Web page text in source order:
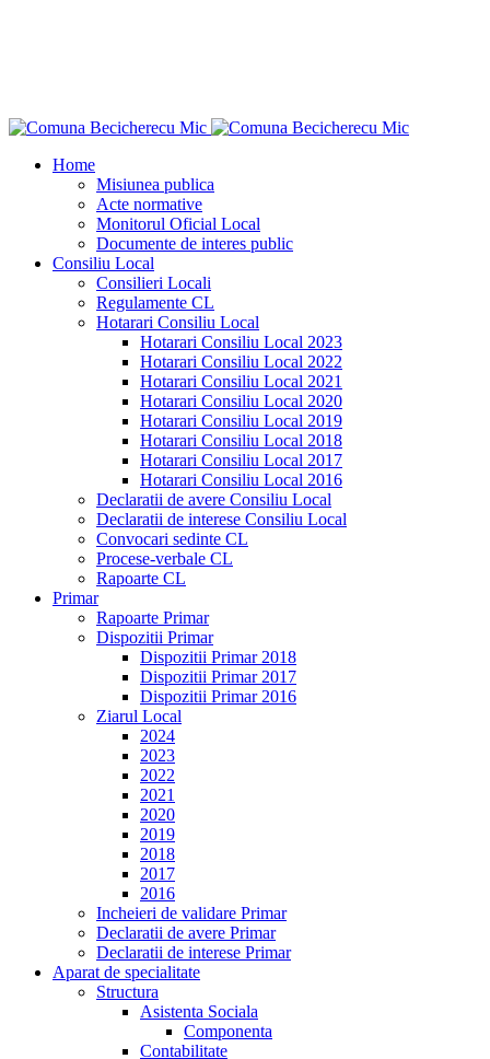
Home
Misiunea publica
Acte normative
Monitorul Oficial Local
Documente de interes public
Consiliu Local
Consilieri Locali
Regulamente CL
Hotarari Consiliu Local
Hotarari Consiliu Local 2023
Hotarari Consiliu Local 2022
Hotarari Consiliu Local 2021
Hotarari Consiliu Local 2020
Hotarari Consiliu Local 2019
Hotarari Consiliu Local 2018
Hotarari Consiliu Local 2017
Hotarari Consiliu Local 2016
Declaratii de avere Consiliu Local
Declaratii de interese Consiliu Local
Convocari sedinte CL
Procese-verbale CL
Rapoarte CL
Primar
Rapoarte Primar
Dispozitii Primar
Dispozitii Primar 2018
Dispozitii Primar 2017
Dispozitii Primar 2016
Ziarul Local
2024
2023
2022
2021
2020
2019
2018
2017
2016
Incheieri de validare Primar
Declaratii de avere Primar
Declaratii de interese Primar
Aparat de specialitate
Structura
Asistenta Sociala
Componenta
Contabilitate